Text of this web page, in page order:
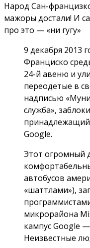
Народ Сан-
мажоры достали! И
про это — «ни гугу»
9 декабря 2013
Франциско
24-й авеню и
переодетые в
надписью
служба»,
Google.
Этот огромный
автобусов
«шаттлами»),
микрорайона
кампус Google
Неизвестные